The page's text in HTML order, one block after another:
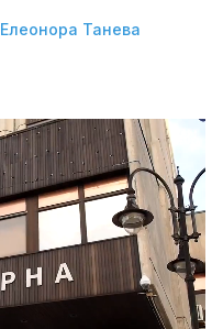
Елеонора Танева